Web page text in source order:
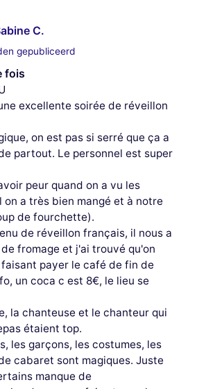
C.
gepubliceerd
fois
excellente soirée de réveillon
on est pas si serré que ça a
partout. Le personnel est super
peur quand on a vu les
a très bien mangé et à notre
de fourchette).
de réveillon français, il nous a
fromage et j'ai trouvé qu'on
payer le café de fin de
un coca c est 8€, le lieu se
la chanteuse et le chanteur qui
étaient top.
les garçons, les costumes, les
cabaret sont magiques. Juste
manque de